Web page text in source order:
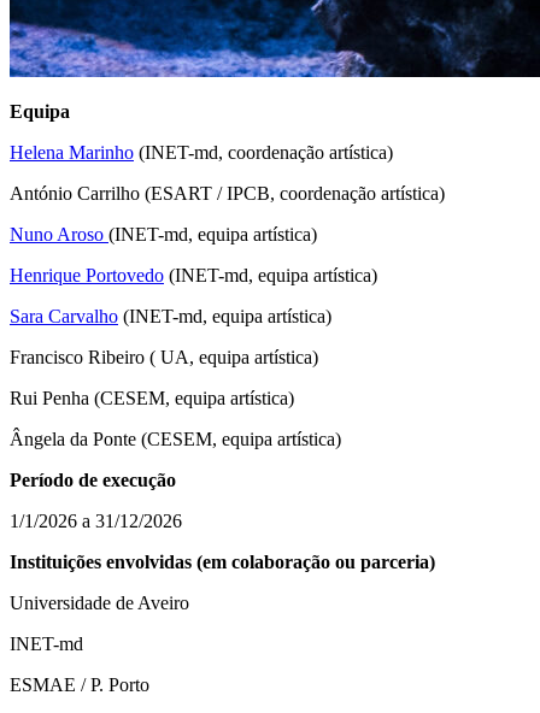
Equipa
Helena Marinho (INET-md, coordenação artística)
António Carrilho (ESART / IPCB, coordenação artística)
Nuno Aroso (INET-md, equipa artística)
Henrique Portovedo (INET-md, equipa artística)
Sara Carvalho (INET-md, equipa artística)
Francisco Ribeiro ( UA, equipa artística)
Rui Penha (CESEM, equipa artística)
Ângela da Ponte (CESEM, equipa artística)
Período de execução
1/1/2026 a 31/12/2026
Instituições envolvidas (em colaboração ou parceria)
Universidade de Aveiro
INET-md
ESMAE / P. Porto